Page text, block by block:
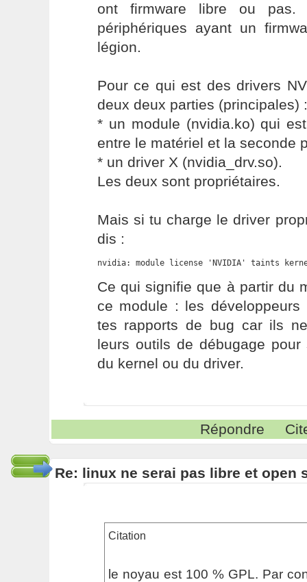
ont firmware libre ou pas.
périphériques ayant un
légion.
Pour ce qui est des drivers
deux deux parties (principales) :
* un module (nvidia.ko) qui
entre le matériel et la seconde
* un driver X (nvidia_drv.so).
Les deux sont propriétaires.
Mais si tu charge le driver
dis :
nvidia: module license 'NVIDIA' taints
Ce qui signifie que à partir du
ce module : les
tes rapports de bug car ils
leurs outils de débugage
du kernel ou du driver.
Répondre
Re: linux ne serai pas libre et open
Citation
le noyau est 100 % GPL. Par